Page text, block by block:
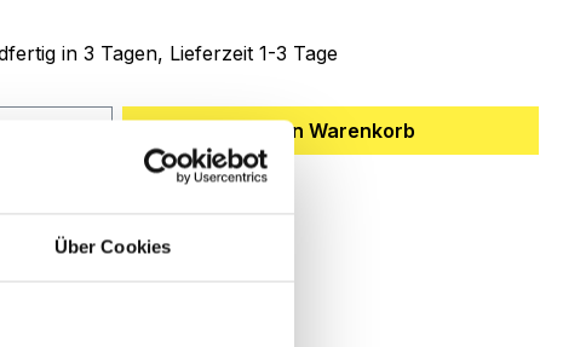
Über Cookies
in 3 Tagen, Lieferzeit 1-3 Tage
Anzahl: Gib den gewünschten Wert
In den Warenkorb
hinzufügen
KA.05.000.00